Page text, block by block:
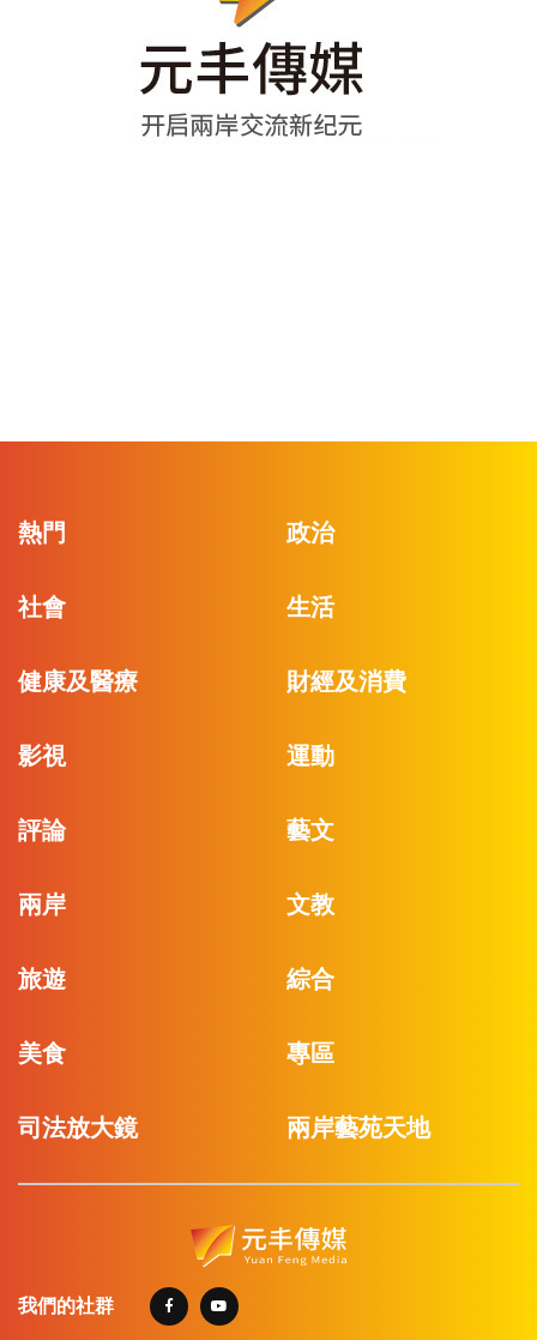
熱門 政治
社會 生活
健康及醫療 財經及消費
影視 運動
評論 藝文
兩岸 文教
旅遊 綜合
美食 專區
司法放大鏡 兩岸藝苑天地
我們的社群